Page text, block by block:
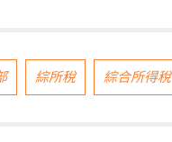
綜所稅 綜合所得稅